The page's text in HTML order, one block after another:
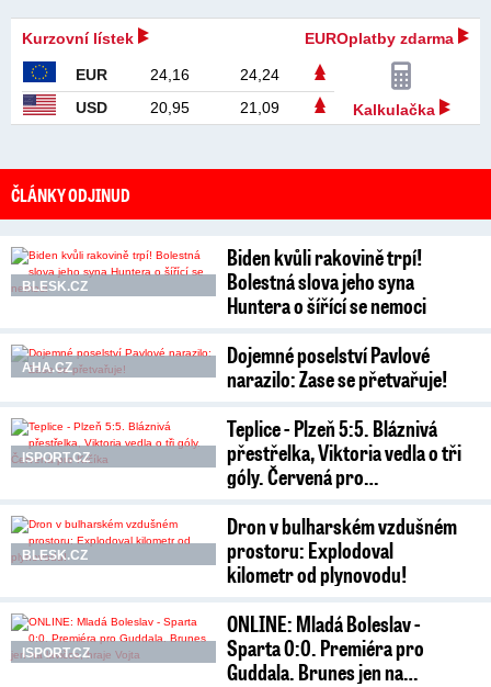
Kurzovní lístek EUROplatby zdarma
EUR 24,16
24,24
USD
20,95 21,09 Kalkulačka
ČLÁNKY ODJINUD
BLESK.CZ
Biden kvůli rakovině trpí!
Bolestná slova jeho syna
Huntera o šířící se nemoci
AHA.CZ
Dojemné poselství Pavlové
narazilo: Zase se přetvařuje!
ISPORT.CZ
Teplice - Plzeň 5:5. Bláznivá
přestřelka, Viktoria vedla o tři
góly. Červená pro…
BLESK.CZ
Dron v bulharském vzdušném
prostoru: Explodoval
kilometr od plynovodu!
ISPORT.CZ
ONLINE: Mladá Boleslav -
Sparta 0:0. Premiéra pro
Guddala. Brunes jen na…